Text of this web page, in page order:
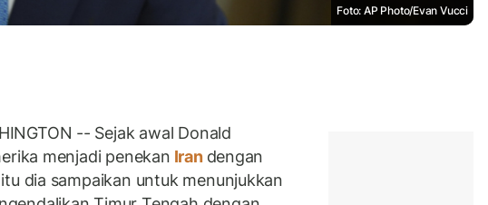
Foto: AP Photo/Evan Vucci
-- Sejak awal Donald
menjadi penekan Iran dengan
dia sampaikan untuk menunjukkan